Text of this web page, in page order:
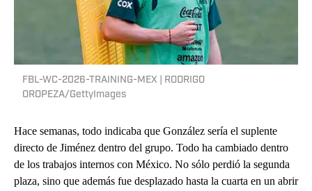
FBL-WC-2026-TRAINING-MEX | RODRIGO
OROPEZA/GettyImages
Hace semanas, todo indicaba que González sería el suplente
directo de Jiménez dentro del grupo. Todo ha cambiado dentro
de los trabajos internos con México. No sólo perdió la segunda
plaza, sino que además fue desplazado hasta la cuarta en un abrir